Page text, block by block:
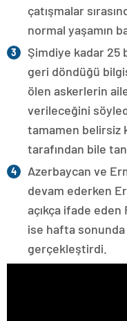
çatışmalar
normal yaşamın
Şimdiye kadar 25
geri döndüğü
ölen askerlerin
verileceğini
tamamen belirsiz
tarafından bile
Azerbaycan ve
devam ederken
açıkça ifade eden
ise hafta
gerçekleştirdi.